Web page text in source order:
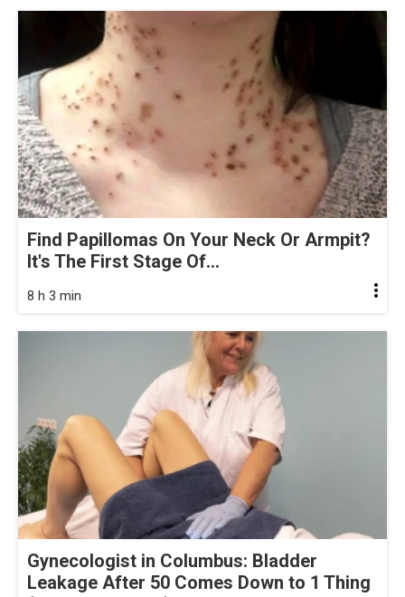
Find Papillomas On Your Neck Or Armpit?
It's The First Stage Of...
8 h 3 min
Gynecologist in Columbus: Bladder
Leakage After 50 Comes Down to 1 Thing